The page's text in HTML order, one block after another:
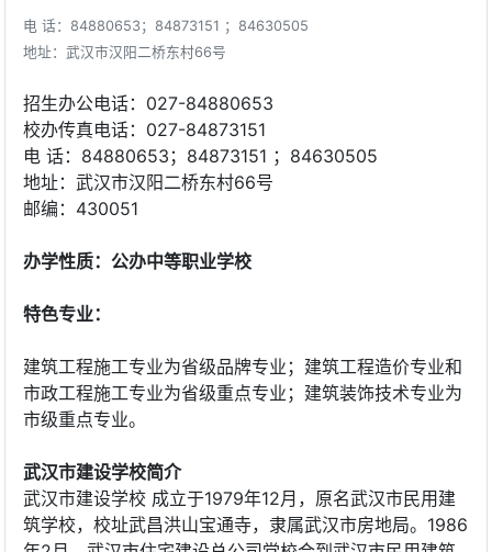
电 话：84880653；84873151 ；84630505
地址：武汉市汉阳二桥东村66号
招生办公电话：027-84880653
校办传真电话：027-84873151
电 话：84880653；84873151 ；84630505
地址：武汉市汉阳二桥东村66号
邮编：430051
办学性质：公办中等职业学校
特色专业：
建筑工程施工专业为省级品牌专业；建筑工程造价专业和
市政工程施工专业为省级重点专业；建筑装饰技术专业为
市级重点专业。
武汉市建设学校简介
武汉市建设学校 成立于1979年12月，原名武汉市民用建
筑学校，校址武昌洪山宝通寺，隶属武汉市房地局。1986